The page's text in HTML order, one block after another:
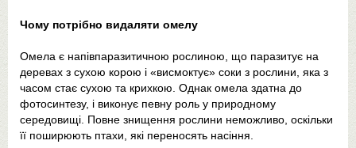
Чому потрібно видаляти омелу
Омела є напівпаразитичною рослиною, що паразитує на
деревах з сухою корою і «висмоктує» соки з рослини, яка з
часом стає сухою та крихкою. Однак омела здатна до
фотосинтезу, і виконує певну роль у природному
середовищі. Повне знищення рослини неможливо, оскільки
її поширюють птахи, які переносять насіння.